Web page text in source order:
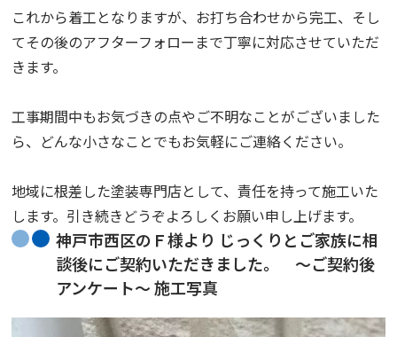
これから着工となりますが、お打ち合わせから完工、そし
てその後のアフターフォローまで丁寧に対応させていただ
きます。
工事期間中もお気づきの点やご不明なことがございました
ら、どんな小さなことでもお気軽にご連絡ください。
地域に根差した塗装専門店として、責任を持って施工いた
します。引き続きどうぞよろしくお願い申し上げます。
神戸市西区のＦ様より じっくりとご家族に相
談後にご契約いただきました。 ～ご契約後
アンケート～ 施工写真